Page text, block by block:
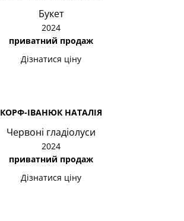
Букет
2024
приватний продаж
Дізнатися ціну
КОРФ-ІВАНЮК НАТАЛІЯ
Червоні гладіолуси
2024
приватний продаж
Дізнатися ціну